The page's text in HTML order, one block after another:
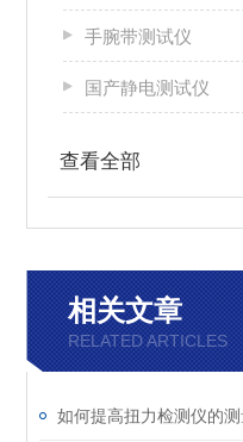
手腕带测试仪
国产静电测试仪
查看全部
相关文章
RELATED ARTICLES
如何提高扭力检测仪的